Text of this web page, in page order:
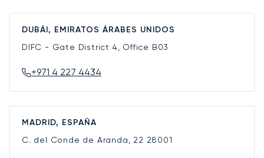
DUBÁI, EMIRATOS ÁRABES UNIDOS
DIFC - Gate District 4, Office B03
+971 4 227 4434
MADRID, ESPAÑA
C. del Conde de Aranda, 22 28001